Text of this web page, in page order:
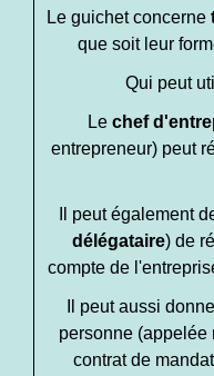
Le guichet concerne
que soit leur
Qui peut
Le chef
entrepreneur) peut
Il peut également
délégataire) de
compte de
Il peut aussi
personne (appelée
contrat de